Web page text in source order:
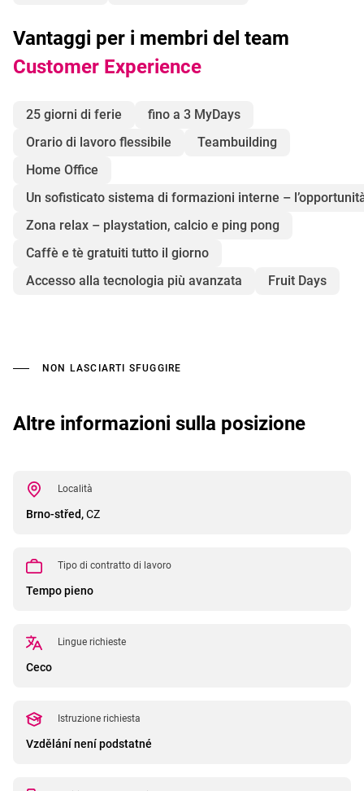
Vantaggi per i membri del team
Customer Experience
25 giorni di ferie
fino a 3 MyDays
Orario di lavoro flessibile
Teambuilding
Home Office
Un sofisticato sistema di formazioni interne –
Zona relax – playstation, calcio e ping pong
Caffè e tè gratuiti tutto il giorno
Accesso alla tecnologia più avanzata
Fruit Days
NON LASCIARTI SFUGGIRE
Altre informazioni sulla posizione
Località
Brno-střed,CZ
Tipo di contratto di lavoro
Tempo pieno
Lingue richieste
Ceco
Istruzione richiesta
Vzdělání není podstatné